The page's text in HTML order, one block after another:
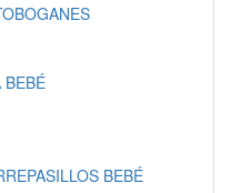
BEBÉ
BEBÉ